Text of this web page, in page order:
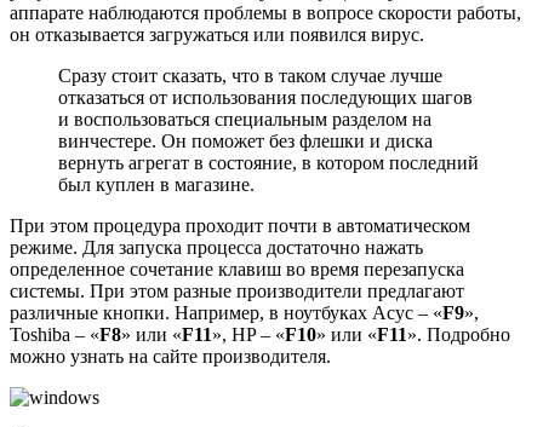
аппарате наблюдаются проблемы в вопросе скорости работы,
он отказывается загружаться или появился вирус.
Сразу стоит сказать, что в таком случае лучше
отказаться от использования последующих шагов
и воспользоваться специальным разделом на
винчестере. Он поможет без флешки и диска
вернуть агрегат в состояние, в котором последний
был куплен в магазине.
При этом процедура проходит почти в автоматическом
режиме. Для запуска процесса достаточно нажать
определенное сочетание клавиш во время перезапуска
системы. При этом разные производители предлагают
различные кнопки. Например, в ноутбуках Асус – «F9»,
Toshiba – «F8» или «F11», HP – «F10» или «F11». Подробно
можно узнать на сайте производителя.